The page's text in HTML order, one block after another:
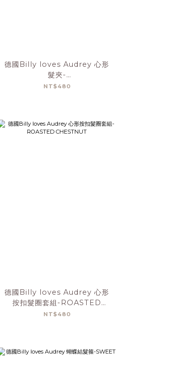
德國Billy loves Audrey 心形
髮夾-
TRUFFLE/BITTERSWEET
NT$480
德國Billy loves Audrey 心形
按扣髮圈套組-ROASTED
CHESTNUT
NT$480